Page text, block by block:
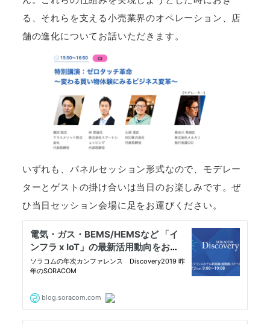
る、それらを支える小売業界のオペレーション、店
舗の進化についてお話いただきます。
いずれも、パネルセッション形式なので、モデレー
ターとゲストの掛け合いは当日のお楽しみです。ぜ
ひ当日セッション会場に足をお運びください。